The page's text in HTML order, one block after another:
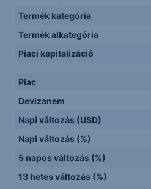
Termék kategória
Termék alkategória
Piaci kapitalizáció
Piac
Devizanem
Napi változás (USD)
Napi változás (%)
5 napos változás (%)
13 hetes változás (%)